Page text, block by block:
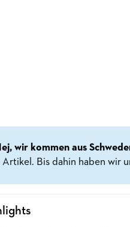
wir kommen aus
Artikel. Bis dahin haben wir